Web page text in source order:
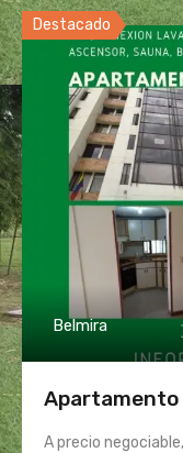
Destacado
Belmira
Apartamento
A precio